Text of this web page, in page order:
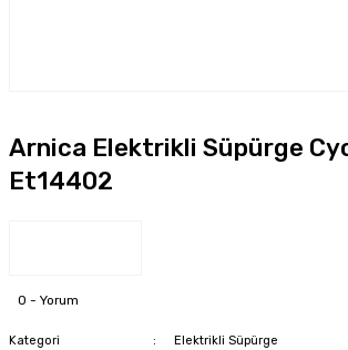
Arnica Elektrikli Süpürge
Et14402
0 - Yorum
Kategori
Elektrikli Süpürge